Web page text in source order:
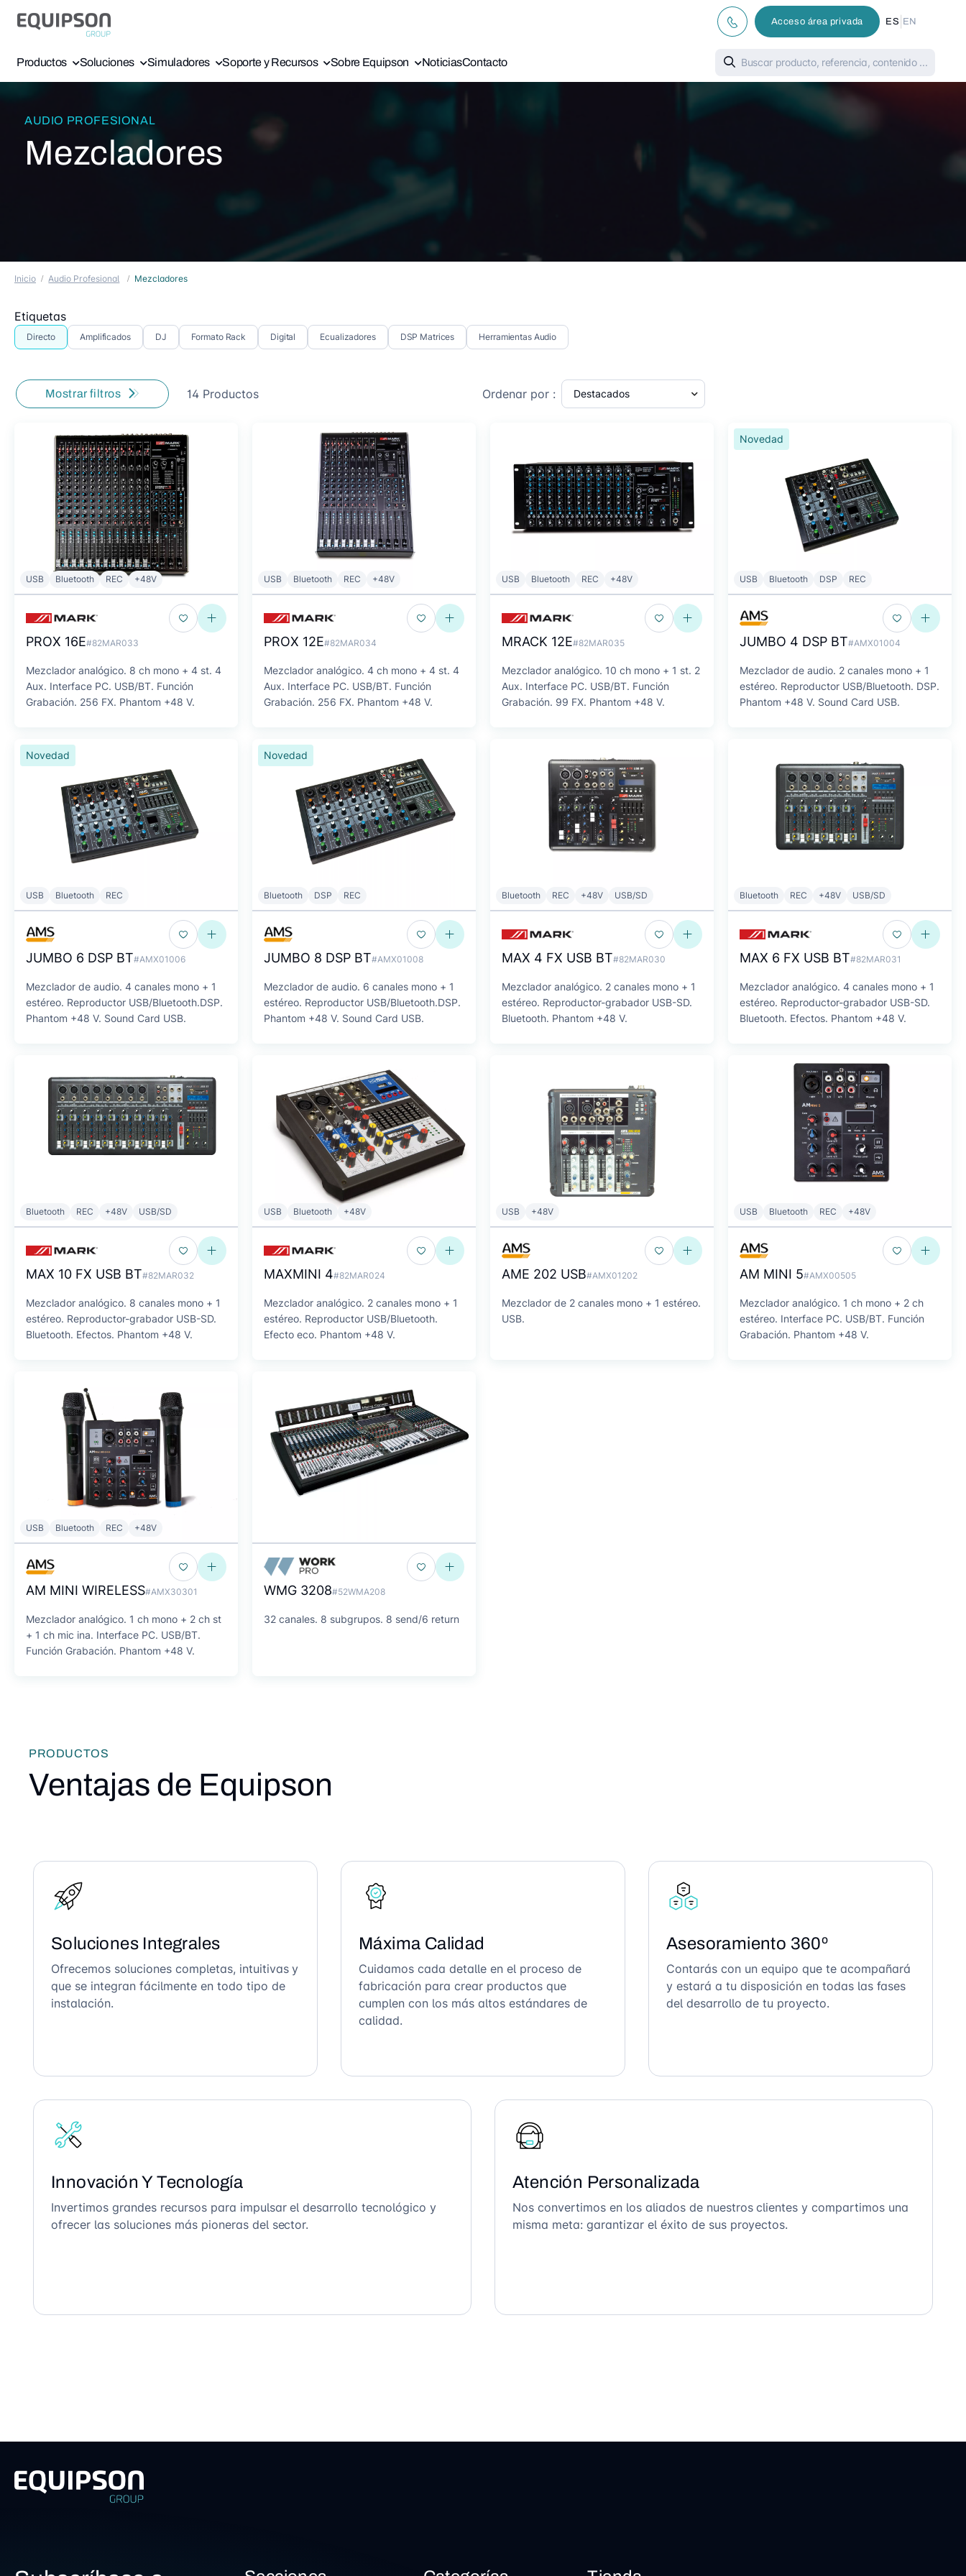
Acceso área privada ES EN
Productos Soluciones Simuladores Soporte y Recursos Sobre Equipson NoticiasContacto
AUDIO PROFESIONAL
Mezcladores
Inicio Audio Profesional Mezcladores
Etiquetas
Directo Amplificados DJ Formato Rack Digital Ecualizadores DSP Matrices Herramientas Audio
Mostrar filtros 14 Productos Ordenar por :
USB Bluetooth REC +48V
PROX 16E#82MAR033
Mezclador analógico. 8 ch mono + 4 st. 4
Aux. Interface PC. USB/BT. Función
Grabación. 256 FX. Phantom +48 V.
USB Bluetooth REC +48V
PROX 12E#82MAR034
Mezclador analógico. 4 ch mono + 4 st. 4
Aux. Interface PC. USB/BT. Función
Grabación. 256 FX. Phantom +48 V.
USB Bluetooth REC +48V
MRACK 12E#82MAR035
Mezclador analógico. 10 ch mono + 1 st. 2
Aux. Interface PC. USB/BT. Función
Grabación. 99 FX. Phantom +48 V.
Novedad
USB Bluetooth DSP REC
JUMBO 4 DSP BT#AMX01004
Mezclador de audio. 2 canales mono + 1
estéreo. Reproductor USB/Bluetooth. DSP.
Phantom +48 V. Sound Card USB.
Novedad
USB Bluetooth REC
JUMBO 6 DSP BT#AMX01006
Mezclador de audio. 4 canales mono + 1
estéreo. Reproductor USB/Bluetooth.DSP.
Phantom +48 V. Sound Card USB.
Novedad
Bluetooth DSP REC
JUMBO 8 DSP BT#AMX01008
Mezclador de audio. 6 canales mono + 1
estéreo. Reproductor USB/Bluetooth.DSP.
Phantom +48 V. Sound Card USB.
Bluetooth REC +48V USB/SD
MAX 4 FX USB BT#82MAR030
Mezclador analógico. 2 canales mono + 1
estéreo. Reproductor-grabador USB-SD.
Bluetooth. Phantom +48 V.
Bluetooth REC +48V USB/SD
MAX 6 FX USB BT#82MAR031
Mezclador analógico. 4 canales mono + 1
estéreo. Reproductor-grabador USB-SD.
Bluetooth. Efectos. Phantom +48 V.
Bluetooth REC +48V USB/SD
MAX 10 FX USB BT#82MAR032
Mezclador analógico. 8 canales mono + 1
estéreo. Reproductor-grabador USB-SD.
Bluetooth. Efectos. Phantom +48 V.
USB Bluetooth +48V
MAXMINI 4#82MAR024
Mezclador analógico. 2 canales mono + 1
estéreo. Reproductor USB/Bluetooth.
Efecto eco. Phantom +48 V.
USB +48V
AME 202 USB#AMX01202
Mezclador de 2 canales mono + 1 estéreo.
USB.
USB Bluetooth REC +48V
AM MINI 5#AMX00505
Mezclador analógico. 1 ch mono + 2 ch
estéreo. Interface PC. USB/BT. Función
Grabación. Phantom +48 V.
USB Bluetooth REC +48V
AM MINI WIRELESS#AMX30301
Mezclador analógico. 1 ch mono + 2 ch st
+ 1 ch mic ina. Interface PC. USB/BT.
Función Grabación. Phantom +48 V.
WMG 3208#52WMA208
32 canales. 8 subgrupos. 8 send/6 return
PRODUCTOS
Ventajas de Equipson
Soluciones Integrales
Ofrecemos soluciones completas, intuitivas y
que se integran fácilmente en todo tipo de
instalación.
Máxima Calidad
Cuidamos cada detalle en el proceso de
fabricación para crear productos que
cumplen con los más altos estándares de
calidad.
Asesoramiento 360º
Contarás con un equipo que te acompañará
y estará a tu disposición en todas las fases
del desarrollo de tu proyecto.
Innovación Y Tecnología
Invertimos grandes recursos para impulsar el desarrollo tecnológico y
ofrecer las soluciones más pioneras del sector.
Atención Personalizada
Nos convertimos en los aliados de nuestros clientes y compartimos una
misma meta: garantizar el éxito de sus proyectos.